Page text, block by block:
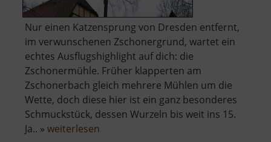
Nur einen Katzensprung von Dresden entfernt,
im verwunschenen Zschonergrund, wartet ein
echtes Ausflugshighlight auf dich: die
Zschonermühle. Früher klapperten am
Zschonerbach gleich mehrere Mühlen um die
Wette, doch diese hier ist ein ganz besonderes
Schmuckstück, dessen Wurzeln bis weit ins 15.
Ja.. » weiterlesen